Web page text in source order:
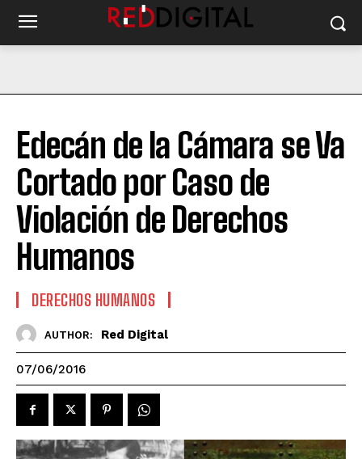
Edecán de la Cámara se Va
Cortado por Caso de
Violación de Derechos
Humanos
DERECHOS HUMANOS
AUTHOR: Red Digital
07/06/2016